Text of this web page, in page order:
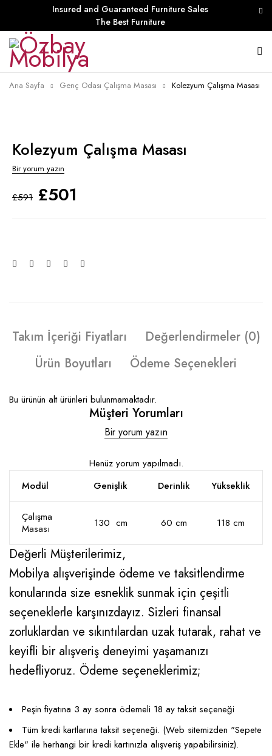
Insured and Guaranteed Furniture Sales
The Best Furniture
Ana Sayfa Genç Odası Çalışma Masası Kolezyum Çalışma Masası
Kolezyum Çalışma Masası
Bir yorum yazın
£591 £501
Takım İçeriği Fiyatları
Değerlendirmeler (0)
Ürün Boyutları
Ödeme Seçenekleri
Bu ürünün alt ürünleri bulunmamaktadır.
Müşteri Yorumları
Bir yorum yazın
Henüz yorum yapılmadı.
Modül
Genişlik Derinlik Yükseklik
Çalışma
Masası
130 cm 60 cm 118 cm
Değerli Müşterilerimiz,
Mobilya alışverişinde ödeme ve taksitlendirme
konularında size esneklik sunmak için çeşitli
seçeneklerle karşınızdayız. Sizleri finansal
zorluklardan ve sıkıntılardan uzak tutarak, rahat ve
keyifli bir alışveriş deneyimi yaşamanızı
hedefliyoruz. Ödeme seçeneklerimiz;
Peşin fiyatına 3 ay sonra ödemeli 18 ay taksit seçeneği
Tüm kredi kartlarına taksit seçeneği. (Web sitemizden "Sepete
Ekle" ile herhangi bir kredi kartınızla alışveriş yapabilirsiniz).